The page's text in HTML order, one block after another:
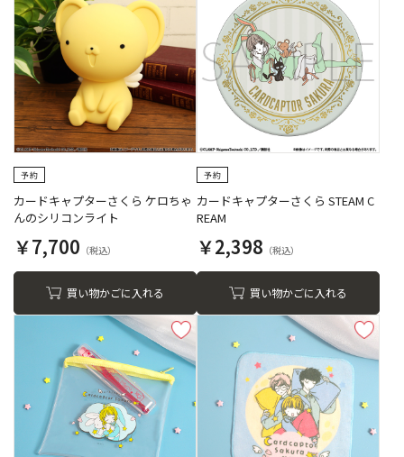
カードキャプターさくら ケロちゃ
んのシリコンライト
￥7,700
買い物かごに入れる
カードキャプターさくら STEAM C
REAM
￥2,398
買い物かごに入れる